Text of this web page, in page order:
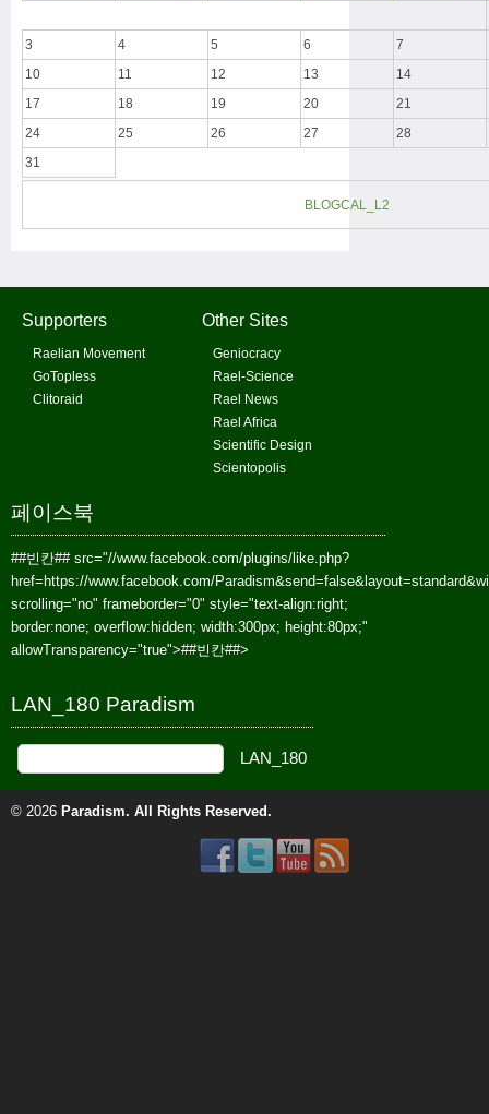
3 4 5 6
7
10
11 12 13
14
17
18 19 20
21
24
25 26 27
28
31
BLOGCAL_L2
Supporters
Raelian Movement
GoTopless
Clitoraid
Other Sites
Geniocracy
Rael-Science
Rael News
Rael Africa
Scientific Design
Scientopolis
페이스북
##빈칸##src="//www.facebook.com/plugins/like.php?
href=https://www.facebook.com/
scrolling="no" frameborder="0" style="text-align:right;
border:none; overflow:hidden; width:300px; height:80px;"
allowTransparency="true">##빈칸##>
LAN_180 Paradism
© 2026 Paradism. All Rights Reserved.